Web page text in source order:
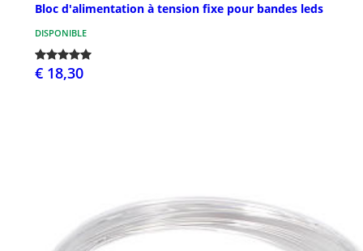
Bloc d'alimentation à tension fixe pour bandes leds
DISPONIBLE
€ 18,30